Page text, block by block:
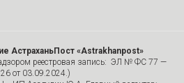
АстраханьПост «Astrakhanpost»
реестровая запись: ЭЛ № ФС 77 —
от 03.09.2024.)